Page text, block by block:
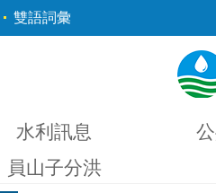
雙語詞彙
水利訊息
員山子分洪